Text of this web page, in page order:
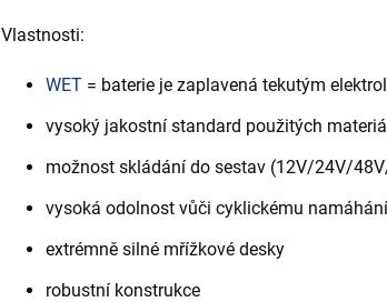
Vlastnosti:
WET = baterie je zaplavená tekutým
vysoký jakostní standard použitých
možnost skládání do sestav (12V/24V/
vysoká odolnost vůči cyklickému namáhání
extrémně silné mřížkové desky
robustní konstrukce